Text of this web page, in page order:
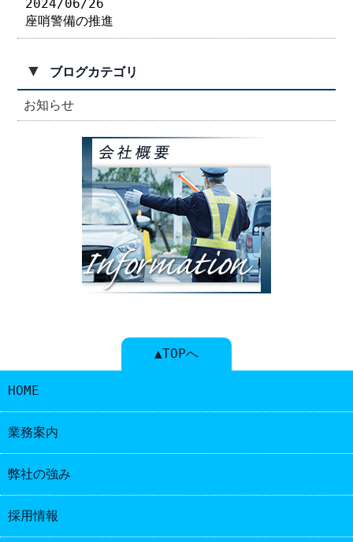
2024/06/26
座哨警備の推進
▼ ブログカテゴリ
お知らせ
▲TOPへ
HOME
業務案内
弊社の強み
採用情報